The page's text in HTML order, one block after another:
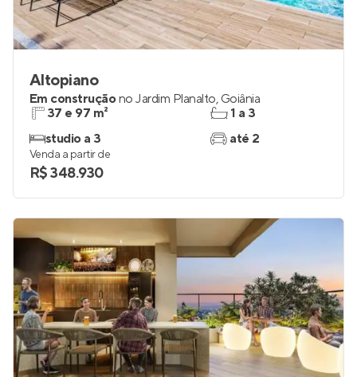
Altopiano
Em construçãono Jardim Planalto, Goiânia
37 e 97 m²
studio a 3
1 a 3
até 2
Venda a partir de
R$ 348.930